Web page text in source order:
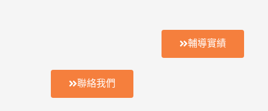
輔導實績
聯絡我們